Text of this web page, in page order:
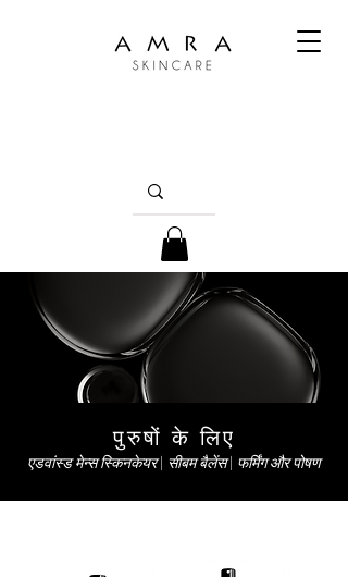
पुरुषों के लिए
एडवांस्ड मेन्स स्किनकेयर | सीबम बैलेंस | फर्मिंग और पोषण